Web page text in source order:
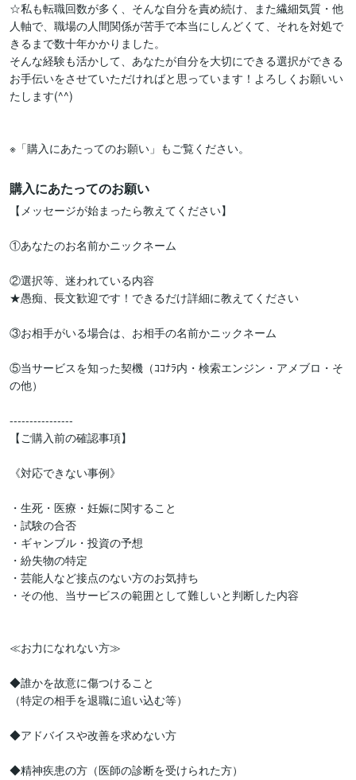
☆私も転職回数が多く、そんな自分を責め続け、また繊細気質・他
人軸で、職場の人間関係が苦手で本当にしんどくて、それを対処で
きるまで数十年かかりました。
そんな経験も活かして、あなたが自分を大切にできる選択ができる
お手伝いをさせていただければと思っています！よろしくお願いい
たします(^^)
※「購入にあたってのお願い」もご覧ください。
購入にあたってのお願い
【メッセージが始まったら教えてください】
①あなたのお名前かニックネーム
②選択等、迷われている内容
★愚痴、長文歓迎です！できるだけ詳細に教えてください
③お相手がいる場合は、お相手の名前かニックネーム
⑤当サービスを知った契機（ｺｺﾅﾗ内・検索エンジン・アメブロ・そ
の他）
----------------
【ご購入前の確認事項】
《対応できない事例》
・生死・医療・妊娠に関すること
・試験の合否
・ギャンブル・投資の予想
・紛失物の特定
・芸能人など接点のない方のお気持ち
・その他、当サービスの範囲として難しいと判断した内容
≪お力になれない方≫
◆誰かを故意に傷つけること
（特定の相手を退職に追い込む等）
◆アドバイスや改善を求めない方
◆精神疾患の方（医師の診断を受けられた方）